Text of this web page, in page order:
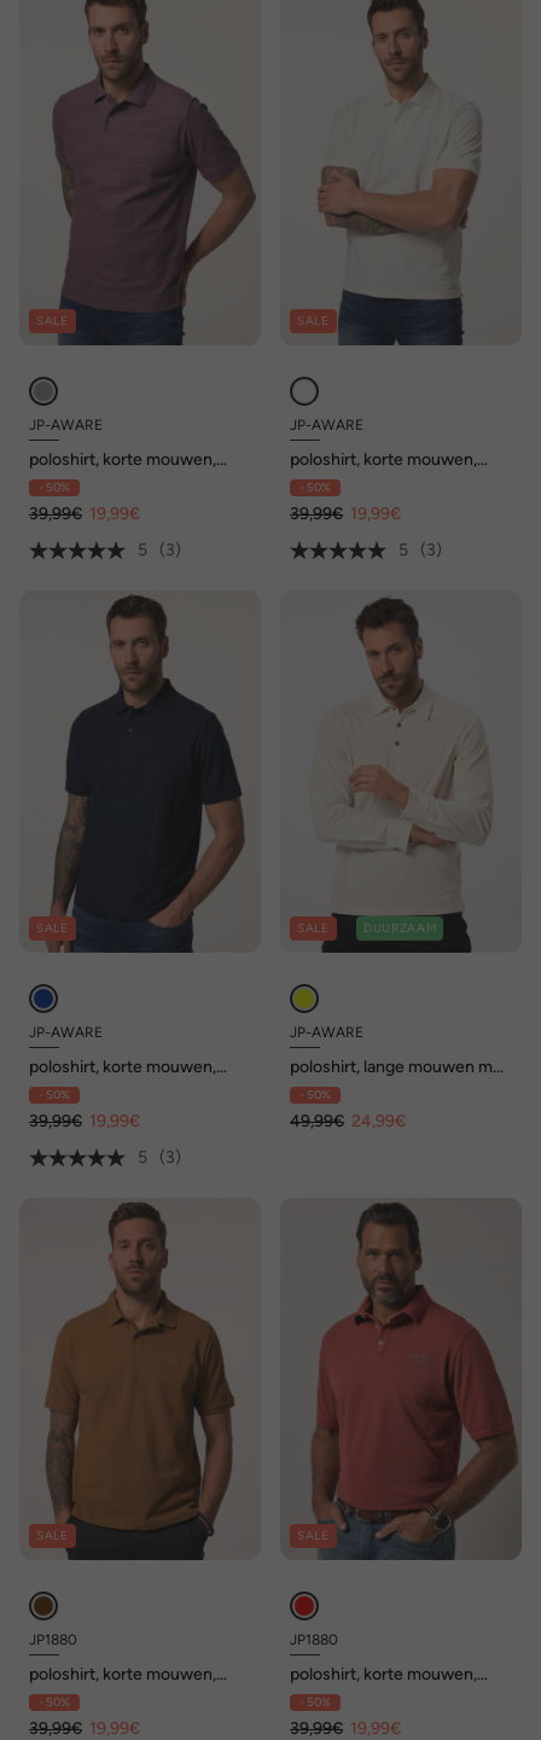
SALE
JP-AWARE
poloshirt, korte mouwen,
piqué, met OCS-
gecertificeerd biologisch
katoen
- 50%
39,99€ 19,99€
5
(3)
SALE
JP-AWARE
poloshirt, korte mouwen,
piqué, met OCS-
gecertificeerd biologisch
katoen
- 50%
39,99€ 19,99€
5
(3)
SALE
JP-AWARE
poloshirt, korte mouwen,
piqué, met OCS-
gecertificeerd biologisch
katoen
- 50%
39,99€ 19,99€
5
(3)
SALE DUURZAAM
JP-AWARE
poloshirt, lange mouwen met
manchetten, GOTS-
gecertificeerd biologisch
katoen
- 50%
49,99€ 24,99€
SALE
JP1880
poloshirt, korte mouwen,
piqué, onderkraag met print,
tot 8XL
- 50%
39,99€ 19,99€
SALE
JP1880
poloshirt, korte mouwen,
print, vintage look, tot 8XL
- 50%
39,99€ 19,99€